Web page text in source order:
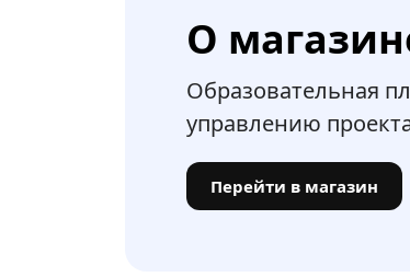
О
Образовательная
управлению
Перейти в магазин